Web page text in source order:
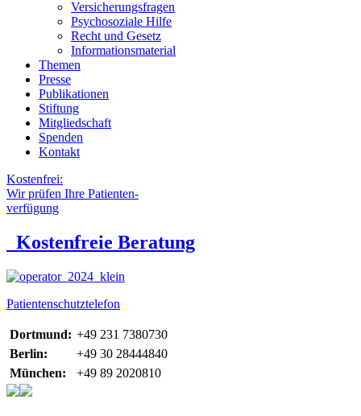
Versicherungsfragen
Psychosoziale Hilfe
Recht und Gesetz
Informationsmaterial
Themen
Presse
Publikationen
Stiftung
Mitgliedschaft
Spenden
Kontakt
Kostenfrei:
Wir prüfen Ihre Patienten-
verfügung
Kostenfreie Beratung
Patientenschutztelefon
Dortmund: +49 231 7380730
Berlin:
+49 30 28444840
München:
+49 89 2020810